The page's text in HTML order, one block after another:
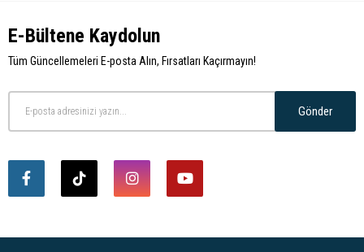
E-Bültene Kaydolun
Tüm Güncellemeleri E-posta Alın, Fırsatları Kaçırmayın!
Gönder